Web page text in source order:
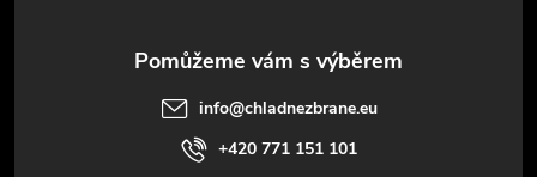
info@chladnezbrane.eu
+420 771 151 101